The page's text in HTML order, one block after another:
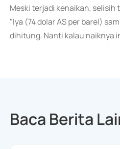
Meski terjadi kenaikan, selisih
"Iya (74 dolar AS per barel)
dihitung. Nanti kalau naiknya
Baca Berita